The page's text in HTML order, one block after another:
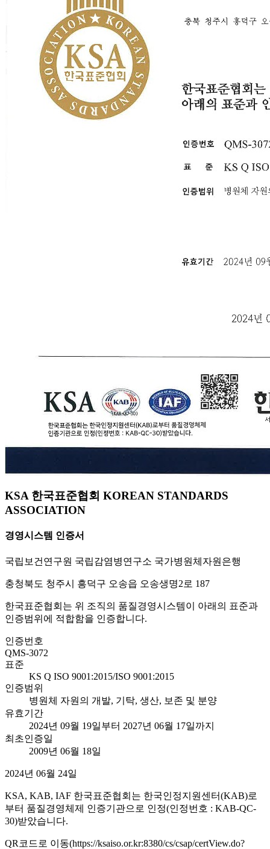
KSA 한국표준협회 KOREAN STANDARDS
ASSOCIATION
경영시스템 인증서
국립보건연구원 국립감염병연구소 국가병원체자원은행
충청북도 청주시 흥덕구 오송읍 오송생명2로 187
한국표준협회는 위 조직의 품질경영시스템이 아래의 표준과
인증범위에 적합함을 인증합니다.
인증번호
QMS-3072
표준
KS Q ISO 9001:2015/ISO 9001:2015
인증범위
병원체 자원의 개발, 기탁, 생산, 보존 및 분양
유효기간
2024년 09월 19일부터 2027년 06월 17일까지
최초인증일
2009년 06월 18일
2024년 06월 24일
KSA, KAB, IAF 한국표준협회는 한국인정지원센터(KAB)로
부터 품질경영체제 인증기관으로 인정(인정번호 : KAB-QC-
30)받았습니다.
QR코드로 이동(https://ksaiso.or.kr:8380/cs/csap/certView.do?